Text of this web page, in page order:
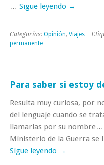
… Sigue leyendo →
Categorías: Opinión, Viajes |
permanente
Para saber si estoy
Resulta muy curiosa, por
del lenguaje cuando se
llamarlas por su nombre…
Ministerio de la Guerra
Sigue leyendo →